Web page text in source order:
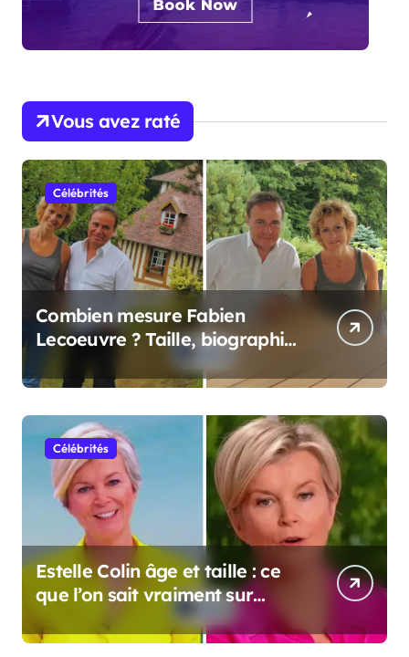
Vous avez raté
Célébrités
Combien mesure Fabien
Lecoeuvre ? Taille, biographie
et informations complètes
Célébrités
Estelle Colin âge et taille : ce
que l’on sait vraiment sur
cette personnalité